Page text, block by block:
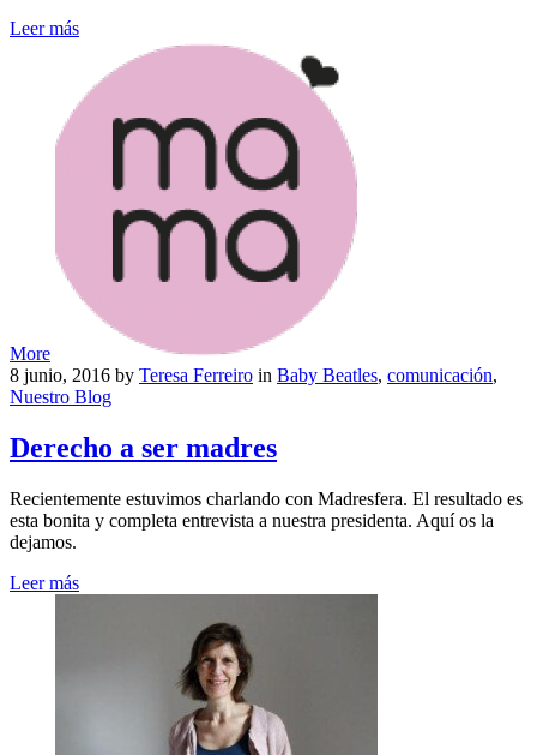
Leer más
More
8 junio, 2016 by Teresa Ferreiro in Baby Beatles, comunicación,
Nuestro Blog
Derecho a ser madres
Recientemente estuvimos charlando con Madresfera. El resultado es
esta bonita y completa entrevista a nuestra presidenta. Aquí os la
dejamos.
Leer más